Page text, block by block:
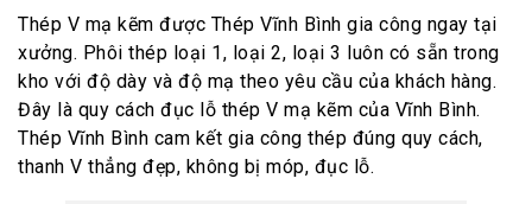
Thép V mạ kẽm được Thép Vĩnh Bình gia công ngay tại
xưởng. Phôi thép loại 1, loại 2, loại 3 luôn có sẵn trong
kho với độ dày và độ mạ theo yêu cầu của khách hàng.
Đây là quy cách đục lỗ thép V mạ kẽm của Vĩnh Bình.
Thép Vĩnh Bình cam kết gia công thép đúng quy cách,
thanh V thẳng đẹp, không bị móp, đục lỗ.